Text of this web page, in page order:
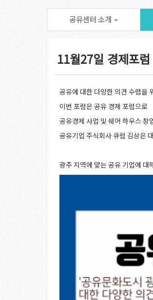
공유센터 소개
11월27일 경제포럼
공유에 대한 다양한 의견 수렴을
이번 포럼은 공유 경제 포럼으로
공유경제 사업 및 쉐어 하우스 창
공유기업 주식회사 큐럼 김상은
광주 지역에 맞는 공유 기업에 대